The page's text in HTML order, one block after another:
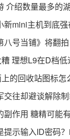
介绍数量最多的
新mini主机到底
八号当铺》将翻
理想L9在D档
的回收站图标怎
交往却避谈解除
副作用 糖精可能
示输入ID密码